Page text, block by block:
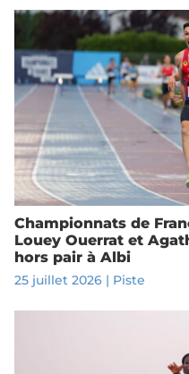
Championnats de
Louey Ouerrat et
hors pair à Albi
25 juillet 2026| Piste